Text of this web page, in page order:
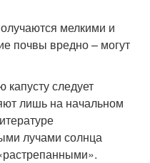
мелкими и
почвы вредно – могут
следует
лишь на начальном
лучами солнца